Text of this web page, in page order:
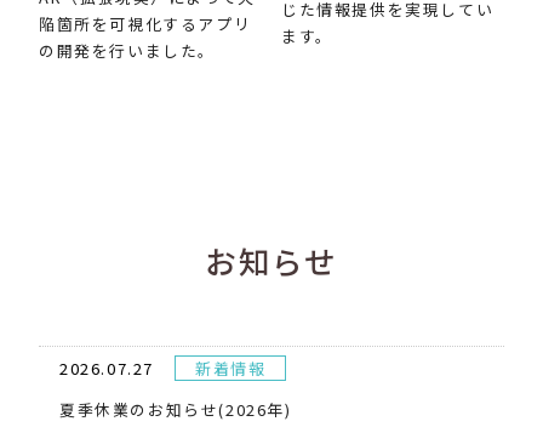
陥箇所を可視化するアプリ
の開発を行いました。
じた情報提供を実現してい
ます。
お知らせ
2026.07.27
新着情報
夏季休業のお知らせ(2026年)